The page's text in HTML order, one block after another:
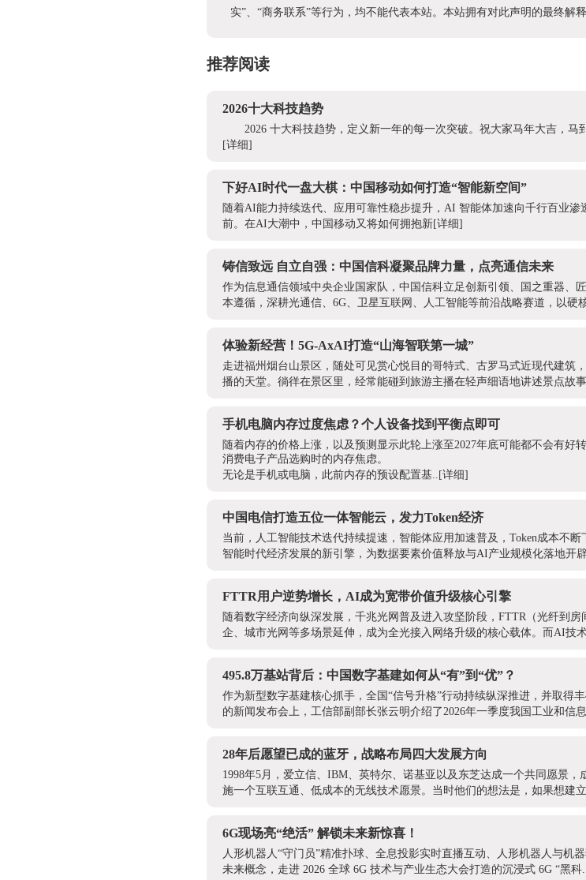
实”、“商务联系”等行为，均不能代表本站。本站拥有对此声明的最终解释
推荐阅读
2026十大科技趋势
2026 十大科技趋势，定义新一年的每一次突破。祝大家马年大吉，马
[详细]
下好AI时代一盘大棋：中国移动如何打造“智能新空间”
随着AI能力持续迭代、应用可靠性稳步提升，AI 智能体加速向千行百业
前。在AI大潮中，中国移动又将如何拥抱新[详细]
铸信致远 自立自强：中国信科凝聚品牌力量，点亮通信未来
作为信息通信领域中央企业国家队，中国信科立足创新引领、国之重器、
本遵循，深耕光通信、6G、卫星互联网、人工智能等前沿战略赛道，以硬
体验新经营！5G-AxAI打造“山海智联第一城”
走进福州烟台山景区，随处可见赏心悦目的哥特式、古罗马式近现代建筑
播的天堂。徜徉在景区里，经常能碰到旅游主播在轻声细语地讲述景点故
手机电脑内存过度焦虑？个人设备找到平衡点即可
随着内存的价格上涨，以及预测显示此轮上涨至2027年底可能都不会有好
消费电子产品选购时的内存焦虑。
无论是手机或电脑，此前内存的预设配置基.. [详细]
中国电信打造五位一体智能云，发力Token经济
当前，人工智能技术迭代持续提速，智能体应用加速普及，Token成本不
智能时代经济发展的新引擎，为数据要素价值释放与AI产业规模化落地开
FTTR用户逆势增长，AI成为宽带价值升级核心引擎
随着数字经济向纵深发展，千兆光网普及进入攻坚阶段，FTTR（光纤到
企、城市光网等多场景延伸，成为全光接入网络升级的核心载体。而AI技
495.8万基站背后：中国数字基建如何从“有”到“优”？
作为新型数字基建核心抓手，全国“信号升格”行动持续纵深推进，并取得
的新闻发布会上，工信部副部长张云明介绍了2026年一季度我国工业和信
28年后愿望已成的蓝牙，战略布局四大发展方向
1998年5月，爱立信、IBM、英特尔、诺基亚以及东芝达成一个共同愿景
施一个互联互通、低成本的无线技术愿景。当时他们的想法是，如果想建
6G现场亮“绝活” 解锁未来新惊喜！
人形机器人“守门员”精准扑球、全息投影实时直播互动、人形机器人与机
未来概念，走进 2026 全球 6G 技术与产业生态大会打造的沉浸式 6G “黑科